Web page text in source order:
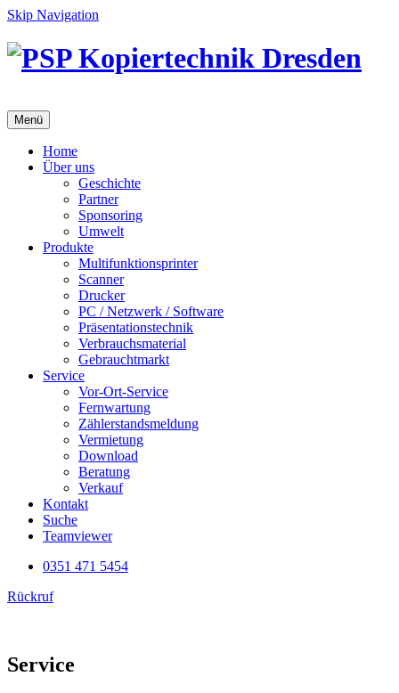
Skip Navigation
Menü
Home
Über uns
Geschichte
Partner
Sponsoring
Umwelt
Produkte
Multifunktionsprinter
Scanner
Drucker
PC / Netzwerk / Software
Präsentationstechnik
Verbrauchsmaterial
Gebrauchtmarkt
Service
Vor-Ort-Service
Fernwartung
Zählerstandsmeldung
Vermietung
Download
Beratung
Verkauf
Kontakt
Suche
Teamviewer
0351 471 5454
Rückruf
Service